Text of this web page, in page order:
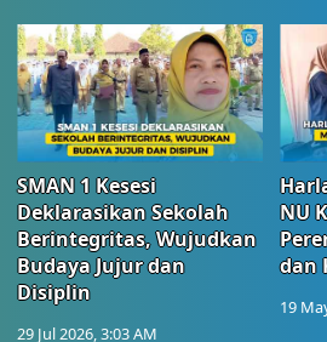
SMAN 1 Kesesi
Deklarasikan Sekolah
Berintegritas, Wujudkan
Budaya Jujur dan
Disiplin
29 Jul 2026, 3:03 AM
NU
dan
19